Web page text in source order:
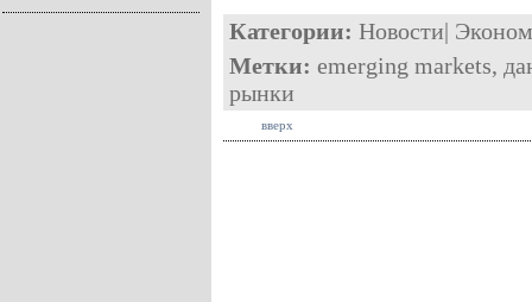
Категории: Новости|
Метки: emerging markets,
рынки
вверх